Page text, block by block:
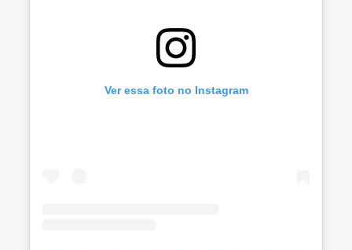
Ver essa foto no Instagram